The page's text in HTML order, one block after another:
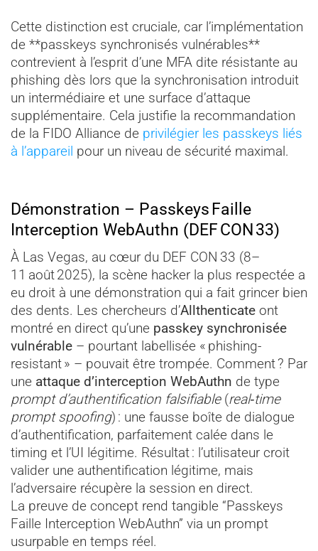
Cette distinction est cruciale, car l’implémentation
de **passkeys synchronisés vulnérables**
contrevient à l’esprit d’une MFA dite résistante au
phishing dès lors que la synchronisation introduit
un intermédiaire et une surface d’attaque
supplémentaire. Cela justifie la recommandation
de la FIDO Alliance de privilégier les passkeys liés
à l’appareil pour un niveau de sécurité maximal.
Démonstration – Passkeys Faille
Interception WebAuthn (DEF CON 33)
À Las Vegas, au cœur du DEF CON 33 (8–
11 août 2025), la scène hacker la plus respectée a
eu droit à une démonstration qui a fait grincer bien
des dents. Les chercheurs d’Allthenticate ont
montré en direct qu’une passkey synchronisée
vulnérable – pourtant labellisée « phishing-
resistant » – pouvait être trompée. Comment ? Par
une attaque d’interception WebAuthn de type
prompt d’authentification falsifiable(real‑time
prompt spoofing) : une fausse boîte de dialogue
d’authentification, parfaitement calée dans le
timing et l’UI légitime. Résultat : l’utilisateur croit
valider une authentification légitime, mais
l’adversaire récupère la session en direct.
La preuve de concept rend tangible “Passkeys
Faille Interception WebAuthn” via un prompt
usurpable en temps réel.